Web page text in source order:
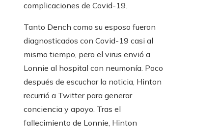
complicaciones de Covid-19.
Tanto Dench como su esposo fueron
diagnosticados con Covid-19 casi al
mismo tiempo, pero el virus envió a
Lonnie al hospital con neumonía. Poco
después de escuchar la noticia, Hinton
recurrió a Twitter para generar
conciencia y apoyo. Tras el
fallecimiento de Lonnie, Hinton